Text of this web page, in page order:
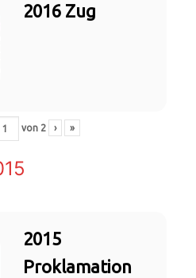
2016 Zug
von 2 › »
2015
Proklamation